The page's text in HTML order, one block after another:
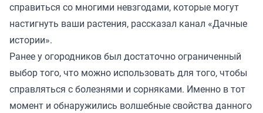
справиться со многими невзгодами, которые могут
настигнуть ваши растения, рассказал канал «Дачные
истории».
Ранее у огородников был достаточно ограниченный
выбор того, что можно использовать для того, чтобы
справляться с болезнями и сорняками. Именно в тот
момент и обнаружились волшебные свойства данного